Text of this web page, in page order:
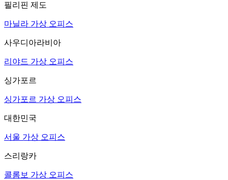
필리핀 제도
마닐라 가상 오피스
사우디아라비아
리야드 가상 오피스
싱가포르
싱가포르 가상 오피스
대한민국
서울 가상 오피스
스리랑카
콜롬보 가상 오피스